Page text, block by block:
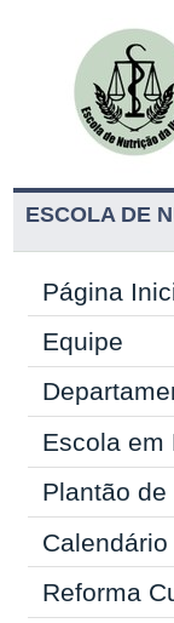
ESCOLA DE
Página
Equipe
Escola em
Plantão
Reforma